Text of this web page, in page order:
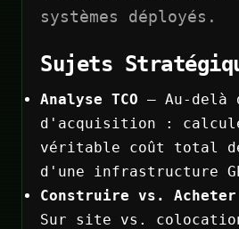
systèmes déployés.
Sujets
Analyse TCO — Au-delà
d'acquisition :
véritable coût total
d'une infrastructure
Construire vs.
Sur site vs.